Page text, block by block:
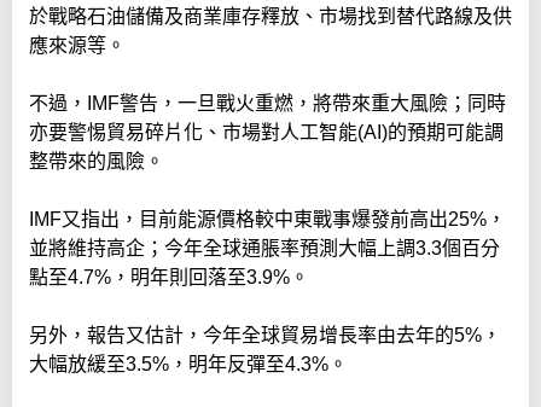
於戰略石油儲備及商業庫存釋放、市場找到替代路線及供
應來源等。
不過，IMF警告，一旦戰火重燃，將帶來重大風險；同時
亦要警惕貿易碎片化、市場對人工智能(AI)的預期可能調
整帶來的風險。
IMF又指出，目前能源價格較中東戰事爆發前高出25%，
並將維持高企；今年全球通脹率預測大幅上調3.3個百分
點至4.7%，明年則回落至3.9%。
另外，報告又估計，今年全球貿易增長率由去年的5%，
大幅放緩至3.5%，明年反彈至4.3%。